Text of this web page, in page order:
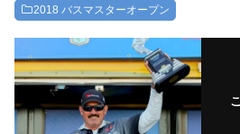
2018 バスマスターオープン